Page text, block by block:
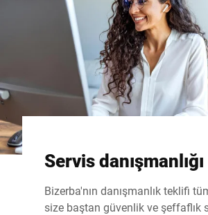
Servis danışmanlığı
Bizerba'nın danışmanlık teklifi
size baştan güvenlik ve şeffaflık